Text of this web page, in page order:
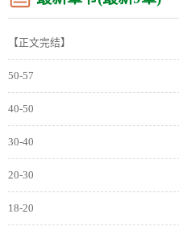
【正文完结】
50-57
40-50
30-40
20-30
18-20